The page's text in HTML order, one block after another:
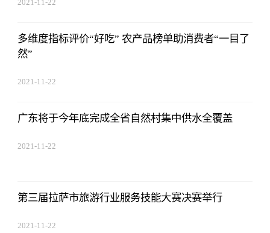
2021-11-22
多维度指标评价“好吃” 农产品榜单助消费者“一目了
然”
2021-11-22
广东将于今年底完成全省自然村集中供水全覆盖
2021-11-22
第三届拉萨市旅游行业服务技能大赛决赛举行
2021-11-22